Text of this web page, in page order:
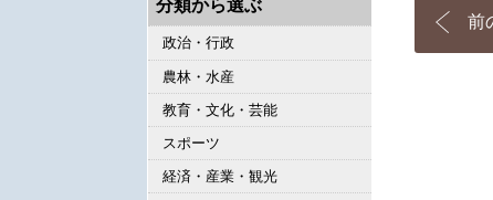
分類から選ぶ
政治・行政
農林・水産
教育・文化・芸能
スポーツ
経済・産業・観光
前